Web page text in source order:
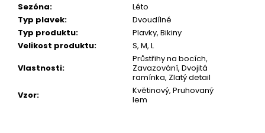
Sezóna:
Léto
Typ plavek:
Dvoudílné
Typ produktu:
Plavky, Bikiny
Velikost produktu:
S, M, L
Vlastnosti:
Průstřihy na bocích,
Zavazování, Dvojitá
ramínka, Zlatý detail
Vzor:
Květinový, Pruhovaný
lem